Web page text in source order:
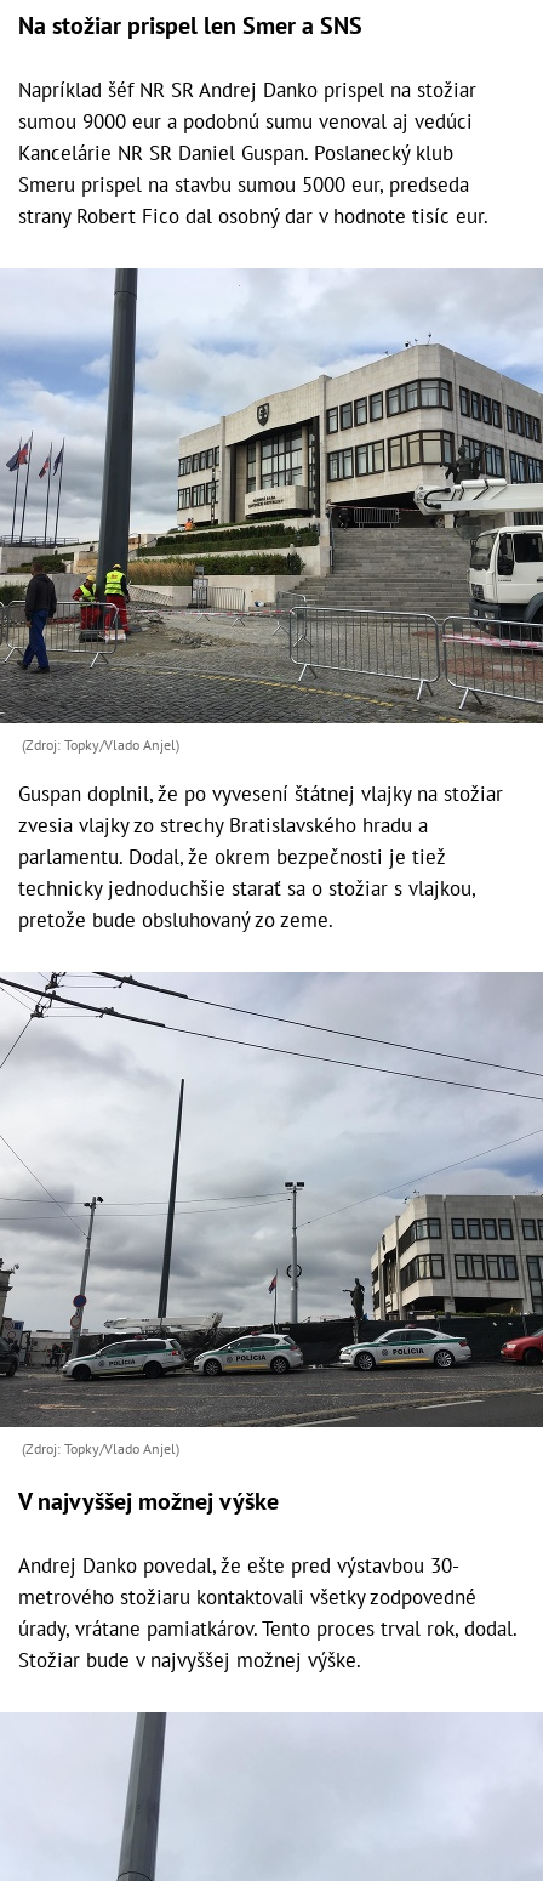
Na stožiar prispel len Smer a SNS
Napríklad šéf NR SR Andrej Danko prispel na stožiar
sumou 9000 eur a podobnú sumu venoval aj vedúci
Kancelárie NR SR Daniel Guspan. Poslanecký klub
Smeru prispel na stavbu sumou 5000 eur, predseda
strany Robert Fico dal osobný dar v hodnote tisíc eur.
(Zdroj: Topky/Vlado Anjel)
Guspan doplnil, že po vyvesení štátnej vlajky na stožiar
zvesia vlajky zo strechy Bratislavského hradu a
parlamentu. Dodal, že okrem bezpečnosti je tiež
technicky jednoduchšie starať sa o stožiar s vlajkou,
pretože bude obsluhovaný zo zeme.
(Zdroj: Topky/Vlado Anjel)
V najvyššej možnej výške
Andrej Danko povedal, že ešte pred výstavbou 30-
metrového stožiaru kontaktovali všetky zodpovedné
úrady, vrátane pamiatkárov. Tento proces trval rok, dodal.
Stožiar bude v najvyššej možnej výške.